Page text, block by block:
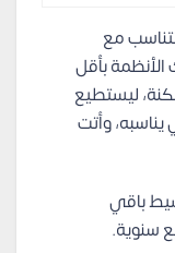
مع
الأنظمة بأقل
ليستطيع
يناسبه، وأتت
باقي
سنوية.